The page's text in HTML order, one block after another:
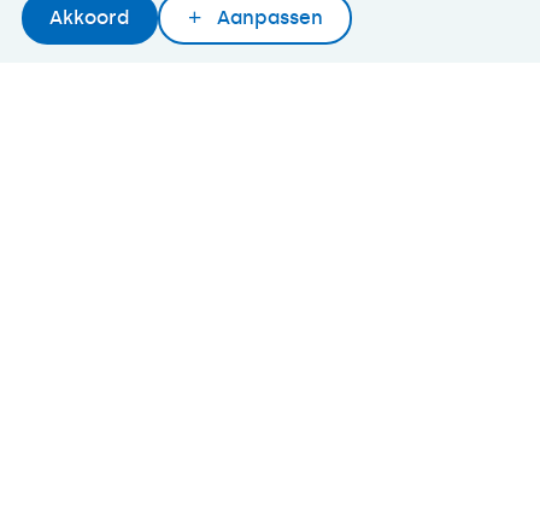
Later lezenDelenWoordenboek
Akkoord Aanpassen